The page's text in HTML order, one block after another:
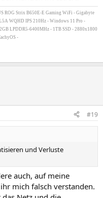
ROG Strix B650E-E Gaming WiFi - Gigabyte
WQHD IPS 210Hz - Windows 11 Pro -
LPDDR5-6400MHz - 1TB SSD - 2880x1800
-
#19
und Verluste
auch, auf meine
mich falsch verstanden.